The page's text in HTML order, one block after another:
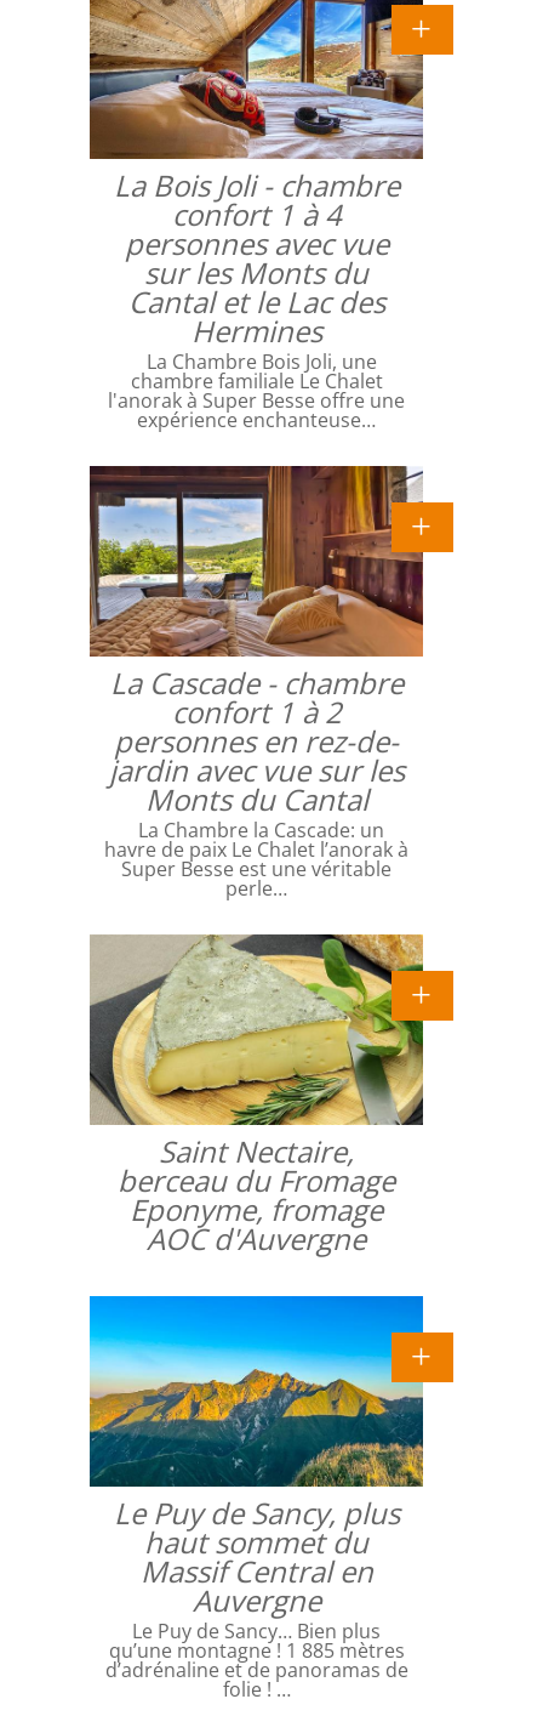
La Bois Joli - chambre
confort 1 à 4
personnes avec vue
sur les Monts du
Cantal et le Lac des
Hermines
La Chambre Bois Joli, une
chambre familiale Le Chalet
l'anorak à Super Besse offre une
expérience enchanteuse…
La Cascade - chambre
confort 1 à 2
personnes en rez-de-
jardin avec vue sur les
Monts du Cantal
La Chambre la Cascade: un
havre de paix Le Chalet l’anorak à
Super Besse est une véritable
perle…
Saint Nectaire,
berceau du Fromage
Eponyme, fromage
AOC d'Auvergne
Le Puy de Sancy, plus
haut sommet du
Massif Central en
Auvergne
Le Puy de Sancy… Bien plus
qu’une montagne ! 1 885 mètres
d’adrénaline et de panoramas de
folie ! …